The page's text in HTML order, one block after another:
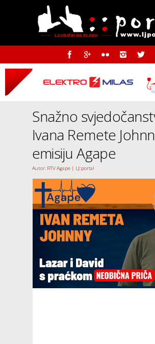
Snažno
Ivana Remete
emisiju Agape
Autor: RTV Agape | LJ::portal